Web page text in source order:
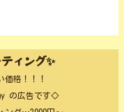
ィング✨
価格！！！
の広告です◇